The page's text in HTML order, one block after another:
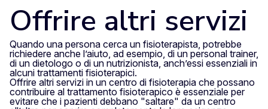
Offrire altri servizi
Quando una persona cerca un fisioterapista, potrebbe
richiedere anche l’aiuto, ad esempio, di un personal trainer,
di un dietologo o di un nutrizionista, anch’essi essenziali in
alcuni trattamenti fisioterapici.
Offrire altri servizi in un centro di fisioterapia che possano
contribuire al trattamento fisioterapico è essenziale per
evitare che i pazienti debbano "saltare" da un centro